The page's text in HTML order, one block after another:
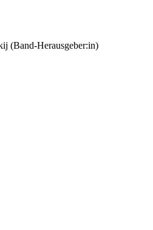
(Band-Herausgeber:in)